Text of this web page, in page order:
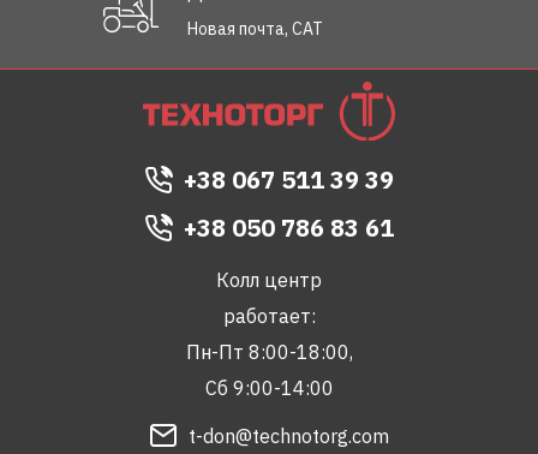
Новая почта, САТ
+38 067 511 39 39
+38 050 786 83 61
Колл центр
работает:
Пн-Пт 8:00-18:00,
Сб 9:00-14:00
t-don@technotorg.com